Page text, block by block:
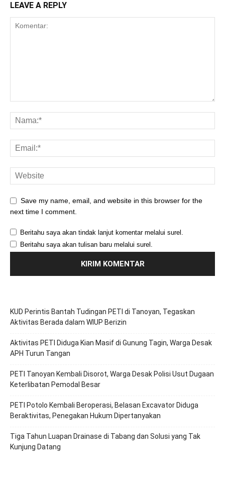
LEAVE A REPLY
Save my name, email, and website in this browser for the
next time I comment.
Beritahu saya akan tindak lanjut komentar melalui surel.
Beritahu saya akan tulisan baru melalui surel.
KUD Perintis Bantah Tudingan PETI di Tanoyan, Tegaskan
Aktivitas Berada dalam WIUP Berizin
Aktivitas PETI Diduga Kian Masif di Gunung Tagin, Warga Desak
APH Turun Tangan
PETI Tanoyan Kembali Disorot, Warga Desak Polisi Usut Dugaan
Keterlibatan Pemodal Besar
PETI Potolo Kembali Beroperasi, Belasan Excavator Diduga
Beraktivitas, Penegakan Hukum Dipertanyakan
Tiga Tahun Luapan Drainase di Tabang dan Solusi yang Tak
Kunjung Datang